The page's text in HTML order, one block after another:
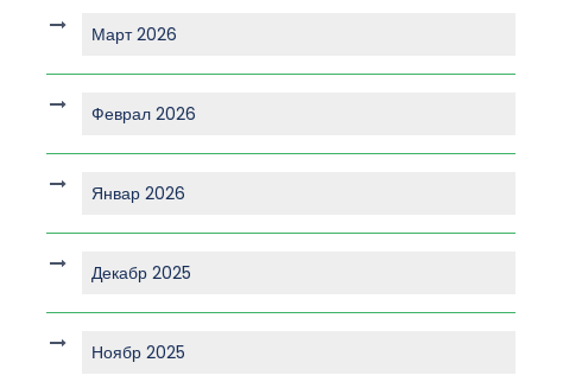
Март 2026
Феврал 2026
Январ 2026
Декабр 2025
Ноябр 2025